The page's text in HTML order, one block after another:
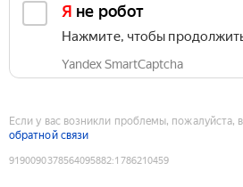
Я не робот
Нажмите, чтобы
Yandex SmartCaptcha
Если у вас возникли проблемы, пожалуйста,
обратной связи
9190090378564095882:1786210459